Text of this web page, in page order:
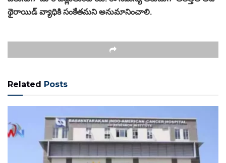
థైరాయిడ్ వ్యాధికి సంకేతమని అనుమానించాలి.
Related Posts